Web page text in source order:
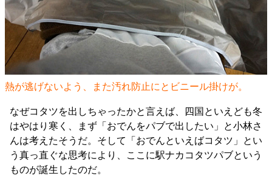
熱が逃げないよう、また汚れ防止にとビニール掛けが。
なぜコタツを出しちゃったかと言えば、四国といえども冬
はやはり寒く、まず「おでんをパブで出したい」と小林さ
んは考えたそうだ。そして「おでんといえばコタツ」とい
う真っ直ぐな思考により、ここに駅ナカコタツパブという
ものが誕生したのだ。